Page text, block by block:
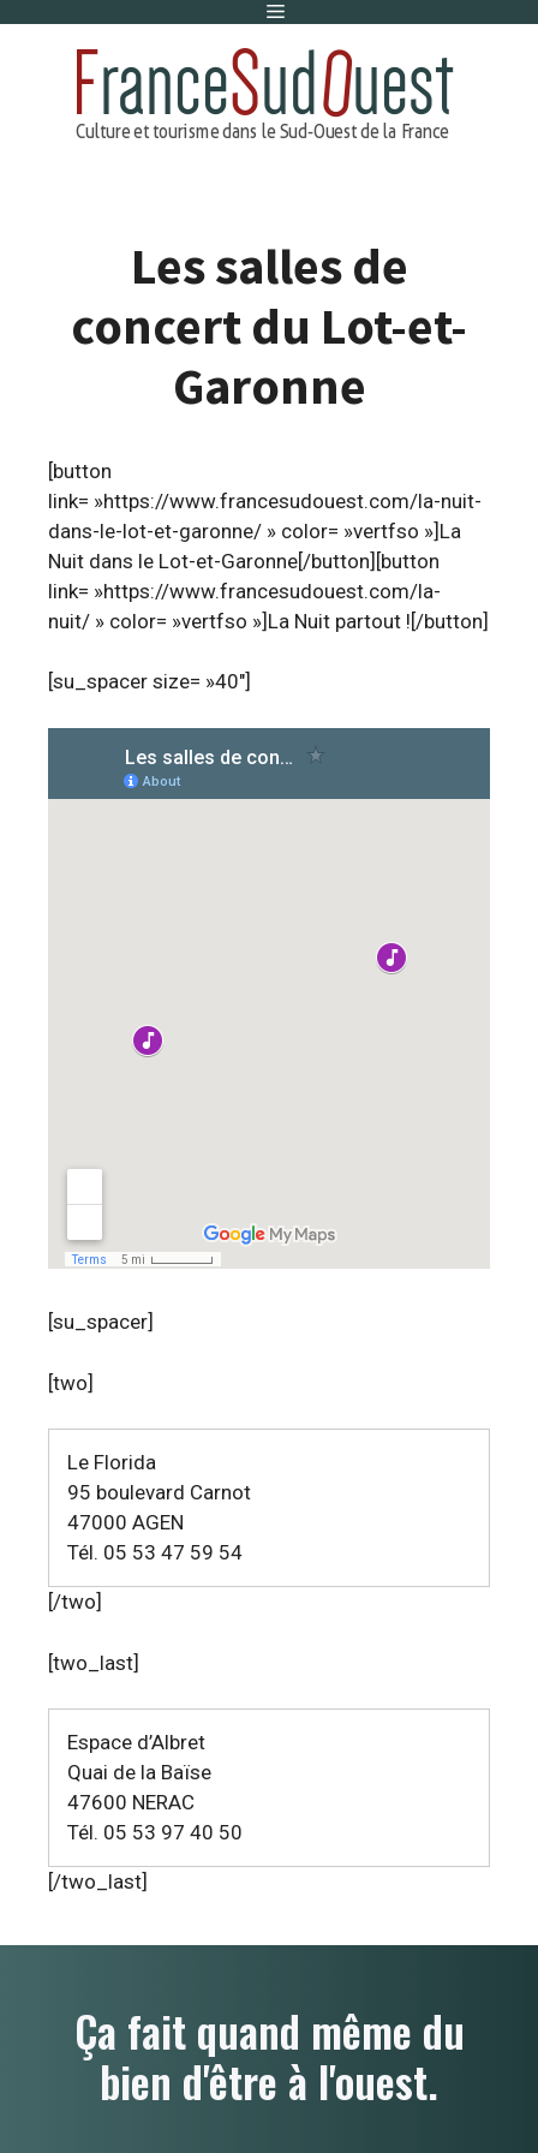
Menu
Les salles de
concert du Lot-et-
Garonne
[button
link= »https://www.francesudouest.com/la-nuit-
dans-le-lot-et-garonne/ » color= »vertfso »]La
Nuit dans le Lot-et-Garonne[/button][button
link= »https://www.francesudouest.com/la-
nuit/ » color= »vertfso »]La Nuit partout ![/button]
[su_spacer size= »40″]
[su_spacer]
[two]
Le Florida
95 boulevard Carnot
47000 AGEN
Tél. 05 53 47 59 54
[/two]
[two_last]
Espace d’Albret
Quai de la Baïse
47600 NERAC
Tél. 05 53 97 40 50
[/two_last]
Ça fait quand même du
bien d'être à l'ouest.